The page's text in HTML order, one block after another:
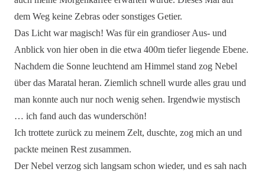
dem Weg keine Zebras oder sonstiges Getier.
Das Licht war magisch! Was für ein grandioser Aus- und
Anblick von hier oben in die etwa 400m tiefer liegende Ebene.
Nachdem die Sonne leuchtend am Himmel stand zog Nebel
über das Maratal heran. Ziemlich schnell wurde alles grau und
man konnte auch nur noch wenig sehen. Irgendwie mystisch
… ich fand auch das wunderschön!
Ich trottete zurück zu meinem Zelt, duschte, zog mich an und
packte meinen Rest zusammen.
Der Nebel verzog sich langsam schon wieder, und es sah nach